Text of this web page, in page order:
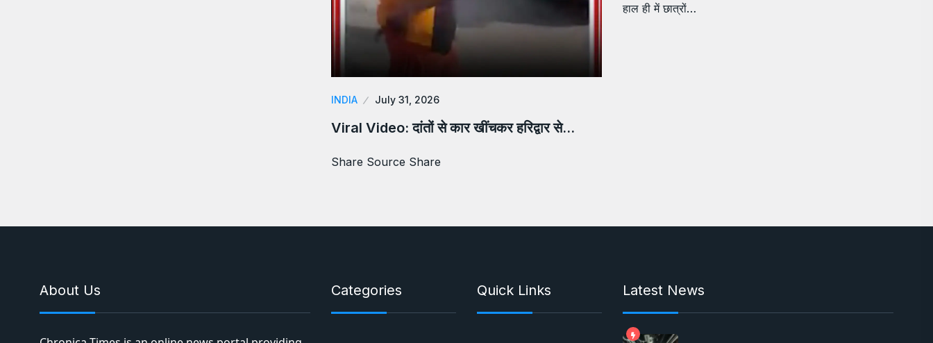
INDIA July 31, 2026
Viral Video: दांतों से कार खींचकर हरिद्वार से…
Share Source Share
हाल ही में छात्रों…
About Us Categories Quick Links Latest News